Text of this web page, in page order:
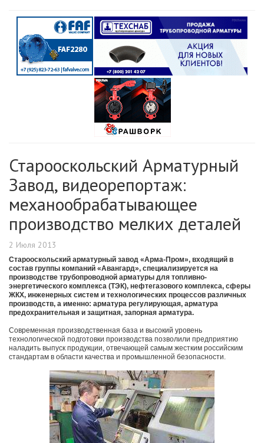
Старооскольский Арматурный
Завод, видеорепортаж:
механообрабатывающее
производство мелких деталей
2 Июля 2013
Старооскольский арматурный завод «Арма-Пром», входящий в
состав группы компаний «Авангард», специализируется на
производстве трубопроводной арматуры для топливно-
энергетического комплекса (ТЭК), нефтегазового комплекса, сферы
ЖКХ, инженерных систем и технологических процессов различных
производств, а именно: арматура регулирующая, арматура
предохранительная и защитная, запорная арматура.
Современная производственная база и высокий уровень
технологической подготовки производства позволили предприятию
наладить выпуск продукции, отвечающей самым жестким российским
стандартам в области качества и промышленной безопасности.